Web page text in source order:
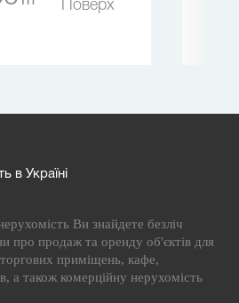
Поверх
в Україні
Ви знайдете безліч
про продаж та оренду об'єктів для
торгових приміщень, кафе,
а також комерційну нерухомість